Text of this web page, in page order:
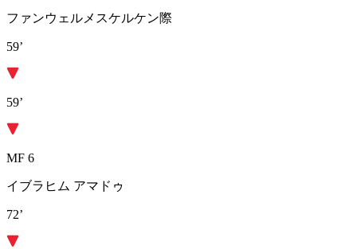
ファンウェルメスケルケン際
59’
59’
MF 6
イブラヒム アマドゥ
72’